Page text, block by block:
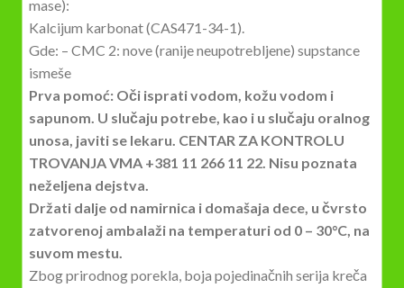
mase):
Kalcijum karbonat (CAS471-34-1).
Gde: – CMC 2: nove (ranije neupotrebljene) supstance
ismeše
Prva pomoć: Oči isprati vodom, kožu vodom i
sapunom. U slučaju potrebe, kao i u slučaju oralnog
unosa, javiti se lekaru. CENTAR ZA KONTROLU
TROVANJA VMA +381 11 266 11 22. Nisu poznata
neželjena dejstva.
Držati dalje od namirnica i domašaja dece, u čvrsto
zatvorenoj ambalaži na temperaturi od 0 – 30°C, na
suvom mestu.
Zbog prirodnog porekla, boja pojedinačnih serija kreča